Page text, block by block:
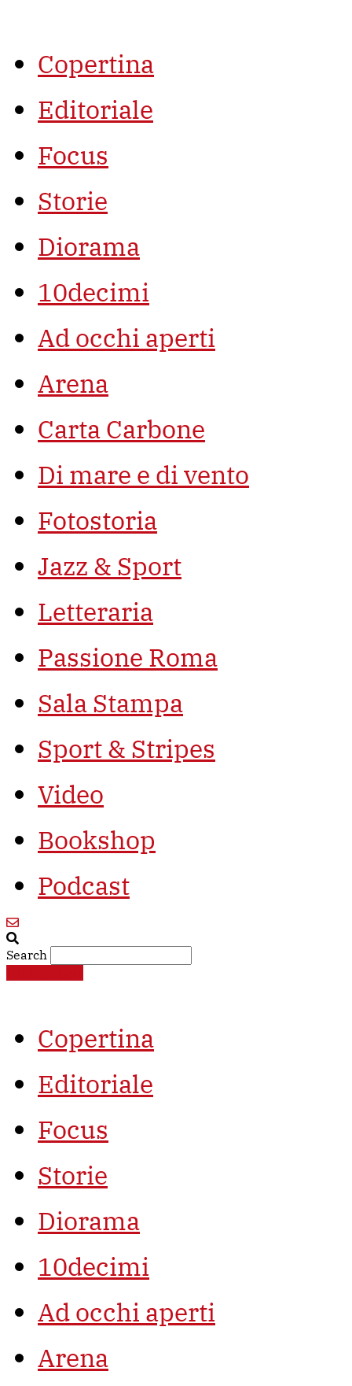
Copertina
Editoriale
Focus
Storie
Diorama
10decimi
Ad occhi aperti
Arena
Carta Carbone
Di mare e di vento
Fotostoria
Jazz & Sport
Letteraria
Passione Roma
Sala Stampa
Sport & Stripes
Video
Bookshop
Podcast
Search
Copertina
Editoriale
Focus
Storie
Diorama
10decimi
Ad occhi aperti
Arena